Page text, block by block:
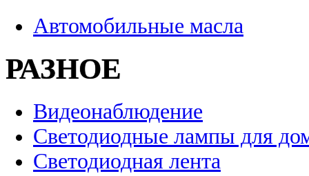
Автомобильные масла
РАЗНОЕ
Видеонаблюдение
Светодиодные лампы для
Светодиодная лента